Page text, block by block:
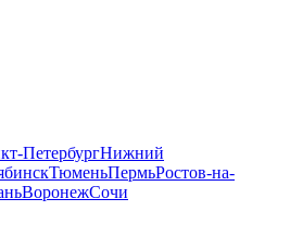
ПетербургНижний
ТюменьПермьРостов-на-
ВоронежСочи